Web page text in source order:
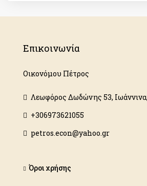
Επικοινωνία
Οικονόμου Πέτρος
Λεωφόρος Δωδώνης 53,
+306973621055
petros.econ@yahoo.gr
Όροι χρήσης